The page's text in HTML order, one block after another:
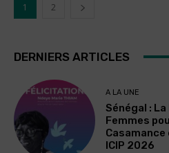
1 2
DERNIERS ARTICLES
A LA UNE
Sénégal :
Femmes
ICIP 2026